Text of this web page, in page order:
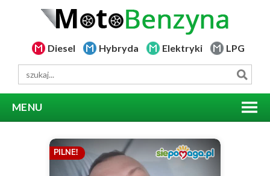
Diesel Hybryda Elektryki LPG
MENU